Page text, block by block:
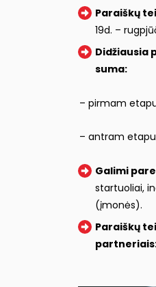
Paraiškų
19d. –
Didžiausia
suma:
– pirmam
– antram
Galimi
startuoliai,
(įmonės).
Paraiškų